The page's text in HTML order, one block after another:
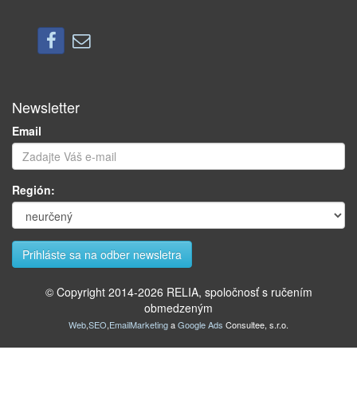
Newsletter
Email
Región:
© Copyright 2014-2026 RELIA, spoločnosť s ručením
obmedzeným
Web,SEO,EmailMarketingaGoogle Ads Consultee, s.r.o.